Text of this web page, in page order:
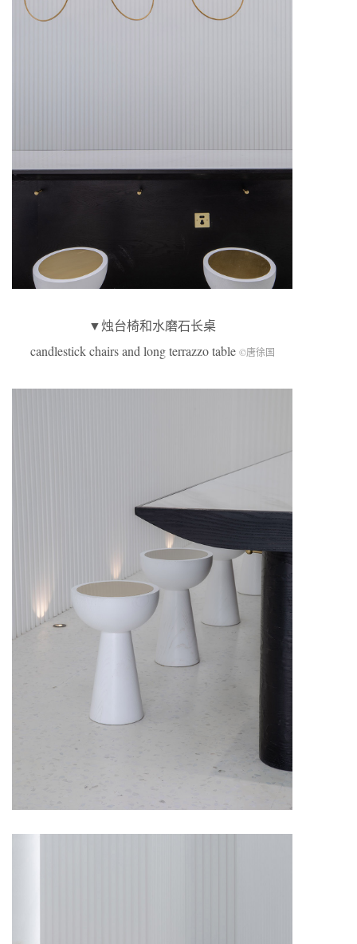
▼烛台椅和水磨石长桌
candlestick chairs and long terrazzo table ©唐徐国